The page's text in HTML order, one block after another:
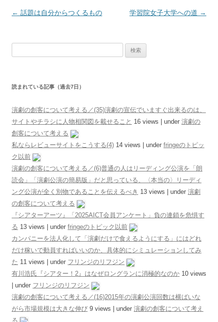
投稿ナビゲーション
← 話題は自分からつくるもの 学習院女子大学への道 →
読まれている記事（過去7日）
演劇の創客について考える／(35)演劇の宣伝でいますぐ出来るのは、
サイトやチラシに人物相関図を載せること 16 views under 演劇の
創客について考える
私ならレビューサイトをこうする(4) 14 views under fringeのトピッ
ク以前
演劇の創客について考える／(6)普通の人はリーディング公演を「朗
読会」「演劇公演の簡易版」だと思っている、〈本当の〉リーディ
ング公演が全く別物であることを伝えるべき 13 views under 演劇
の創客について考える
『シアターアーツ』「2025AICT会員アンケート」負の連鎖を危惧す
る 13 views under fringeのトピック以前
カンパニーを法人化して「演劇だけで食えるようにする」にはどれ
だけ稼いで動員すればいいのか、具体的にシミュレーションしてみ
た 11 views under フリンジのリフジン
有川浩氏『シアター！2』はなぜロングランに消極的なのか 10 views
under フリンジのリフジン
演劇の創客について考える／(16)2015年の演劇公演回数は横ばいな
がら市場規模は大きな伸び 9 views under 演劇の創客について考え
る